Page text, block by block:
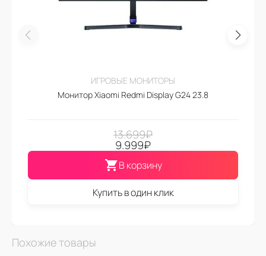
ИГРОВЫЕ МОНИТОРЫ
Монитор Xiaomi Redmi Display G24 23.8
13.699₽
9.999₽
В корзину
Купить в один клик
Похожие товары